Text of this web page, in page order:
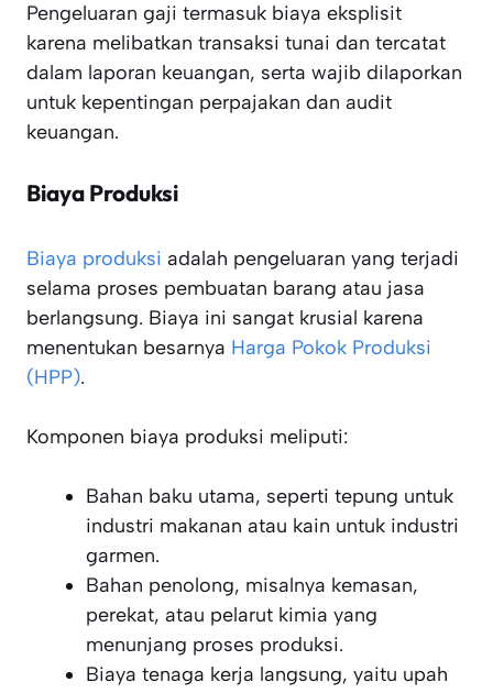
Pengeluaran gaji termasuk biaya eksplisit
karena melibatkan transaksi tunai dan tercatat
dalam laporan keuangan, serta wajib dilaporkan
untuk kepentingan perpajakan dan audit
keuangan.
Biaya Produksi
Biaya produksi adalah pengeluaran yang terjadi
selama proses pembuatan barang atau jasa
berlangsung. Biaya ini sangat krusial karena
menentukan besarnya Harga Pokok Produksi
(HPP).
Komponen biaya produksi meliputi:
Bahan baku utama, seperti tepung untuk
industri makanan atau kain untuk industri
garmen.
Bahan penolong, misalnya kemasan,
perekat, atau pelarut kimia yang
menunjang proses produksi.
Biaya tenaga kerja langsung, yaitu upah